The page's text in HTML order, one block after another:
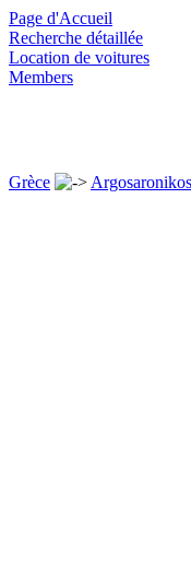
Page d'Accueil
Recherche détaillée
Location de voitures
Members
Grèce Argosaronikos